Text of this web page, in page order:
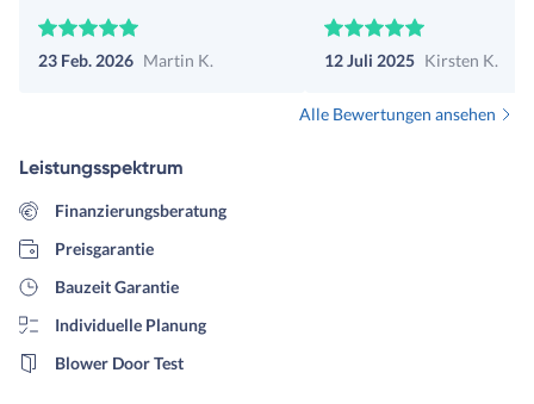
23 Feb. 2026 Martin K. 12 Juli 2025 Kirsten K.
Alle Bewertungen ansehen
Leistungsspektrum
Finanzierungsberatung
Preisgarantie
Bauzeit Garantie
Individuelle Planung
Blower Door Test